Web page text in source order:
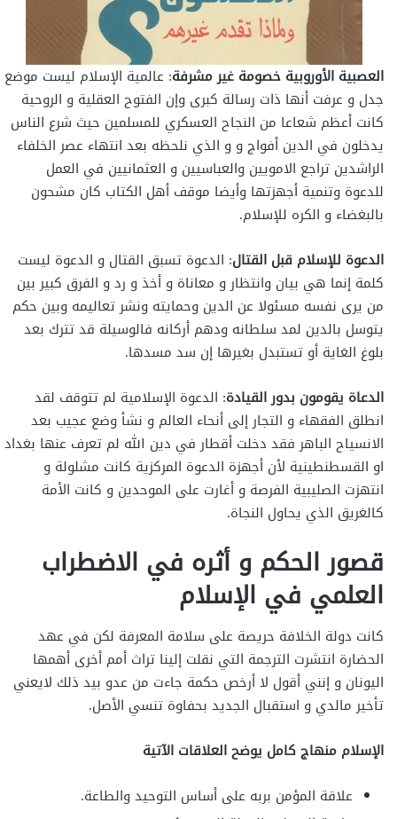
العصبية الأوروبية خصومة غير مشرفة: عالمية الإسلام ليست موضع
جدل و عرفت أنها ذات رسالة كبرى وإن الفتوح العقلية و الروحية
كانت أعظم شعاعا من النجاح العسكري للمسلمين حيث شرع الناس
يدخلون في الدين أفواج و و الذي نلحظه بعد انتهاء عصر الخلفاء
الراشدين تراجع الامويين والعباسيين و العثمانيين في العمل
للدعوة وتنمية أجهزتها وأيضا موقف أهل الكتاب كان مشحون
بالبغضاء و الكره للإسلام.
الدعوة للإسلام قبل القتال: الدعوة تسبق القتال و الدعوة ليست
كلمة إنما هي بيان وانتظار و معاناة و أخذ و رد و الفرق كبير بين
من يرى نفسه مسئولا عن الدين وحمايته ونشر تعاليمه وبين حكم
يتوسل بالدين لمد سلطانه ودهم أركانه فالوسيلة قد تترك بعد
بلوغ الغاية أو تستبدل بغيرها إن سد مسدها.
الدعاة يقومون بدور القيادة: الدعوة الإسلامية لم تتوقف لقد
انطلق الفقهاء و التجار إلى أنحاء العالم و نشأ وضع عجيب بعد
الانسياح الباهر فقد دخلت أقطار في دين الله لم تعرف عنها بغداد
او القسطنطينية لأن أجهزة الدعوة المركزية كانت مشلولة و
انتهزت الصليبية الفرصة و أغارت على الموحدين و كانت الأمة
كالغريق الذي يحاول النجاة.
قصور الحكم و أثره في الاضطراب
العلمي في الإسلام
كانت دولة الخلافة حريصة على سلامة المعرفة لكن في عهد
الحضارة انتشرت الترجمة التي نقلت إلينا تراث أمم أخرى أهمها
اليونان و إنني أقول لا أرخص حكمة جاءت من عدو بيد ذلك لايعني
تأخير مالدي و استقبال الجديد بحفاوة تنسي الأصل.
الإسلام منهاج كامل يوضح العلاقات الآتية
علاقة المؤمن بربه على أساس التوحيد والطاعة.